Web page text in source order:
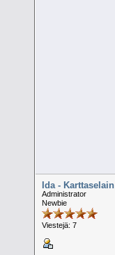
Ida - Karttaselain
Administrator
Newbie
Viestejä: 7